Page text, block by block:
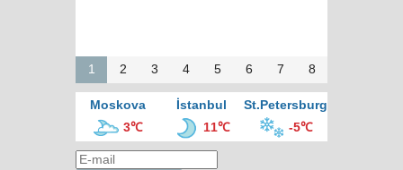
1 2 3 4 5 6 7 8
Moskova İstanbul
St.Petersburg
3℃
11℃ -5℃